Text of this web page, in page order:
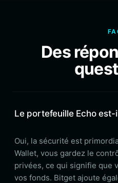
Des
Le portefeuille Echo est-
Oui, la sécurité est
Wallet, vous gardez le
privées, ce qui signifie que
vos fonds. Bitget ajoute